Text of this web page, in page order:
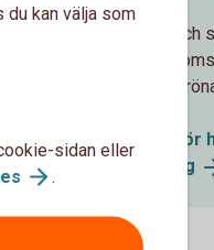
Vi främjar och
finansiera
Ramverk för
finansiering
kan välja som
sidan eller
.